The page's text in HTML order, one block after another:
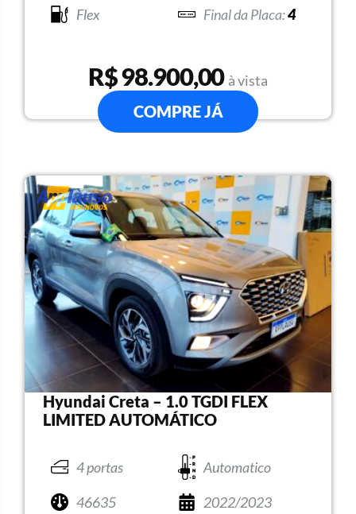
Flex
4
R$ 98.900,00 à vista
COMPRE JÁ
Hyundai Creta – 1.0 TGDI FLEX
LIMITED AUTOMÁTICO
4 portas
Automatico
46635
2022/2023